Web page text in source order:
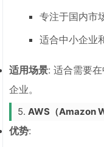
专注于国内市
适合中小企业
适用场景: 适合需要
企业。
5.AWS（Amazon
优势: